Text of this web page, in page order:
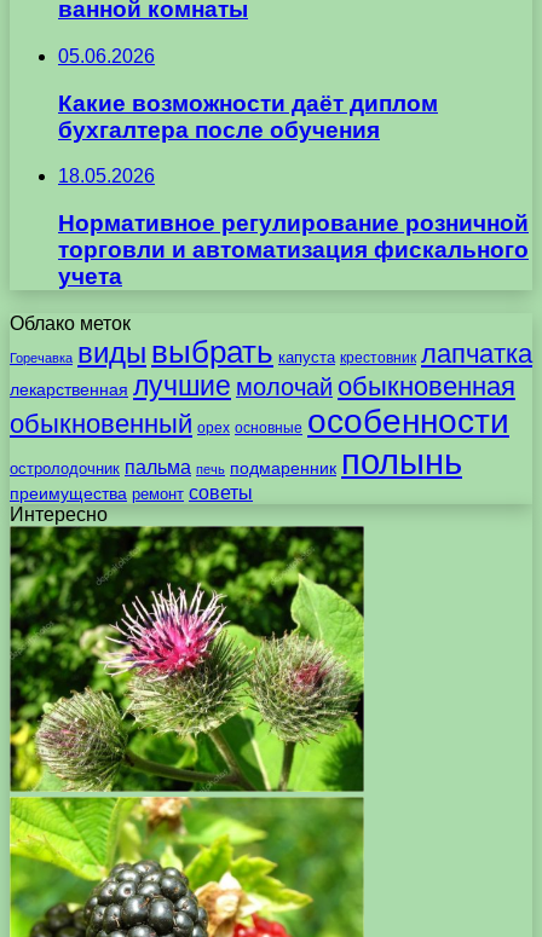
ванной комнаты
05.06.2026
Какие возможности даёт диплом
бухгалтера после обучения
18.05.2026
Нормативное регулирование розничной
торговли и автоматизация фискального
учета
Облако меток
Горечавка виды выбрать капуста крестовник лапчатка
лекарственная лучшие молочай обыкновенная
обыкновенный орех основные особенности
остролодочник пальма печь подмаренник полынь
преимущества ремонт советы
Интересно